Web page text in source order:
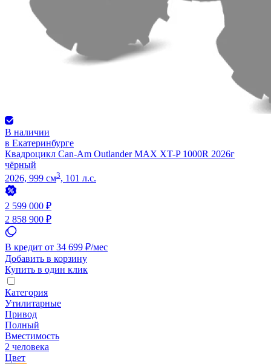
В наличии
в Екатеринбурге
Квадроцикл Can-Am Outlander MAX XT-P 1000R 2026г
чёрный
2026, 999 см3, 101 л.с.
2 599 000 ₽
2 858 900 ₽
В кредит от 34 699 ₽/мес
Добавить в корзину
Купить в один клик
Категория
Утилитарные
Привод
Полный
Вместимость
2 человека
Цвет